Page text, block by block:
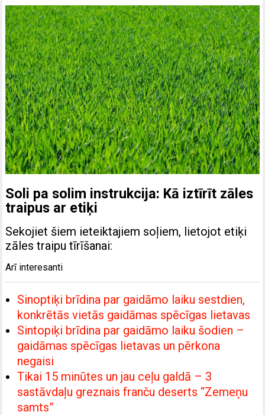
Soli pa solim instrukcija: Kā iztīrīt zāles
traipus ar etiķi
Sekojiet šiem ieteiktajiem soļiem, lietojot etiķi
zāles traipu tīrīšanai:
Arī interesanti
Sinoptiķi brīdina par gaidāmo laiku sestdien,
konkrētās vietās gaidāmas spēcīgas lietavas
Sintopiķi brīdina par gaidāmo laiku šodien –
gaidāmas spēcīgas lietavas un pērkona
negaisi
Tikai 15 minūtes un jau ceļu galdā – 3
sastāvdaļu greznais franču deserts “Zemeņu
samts”